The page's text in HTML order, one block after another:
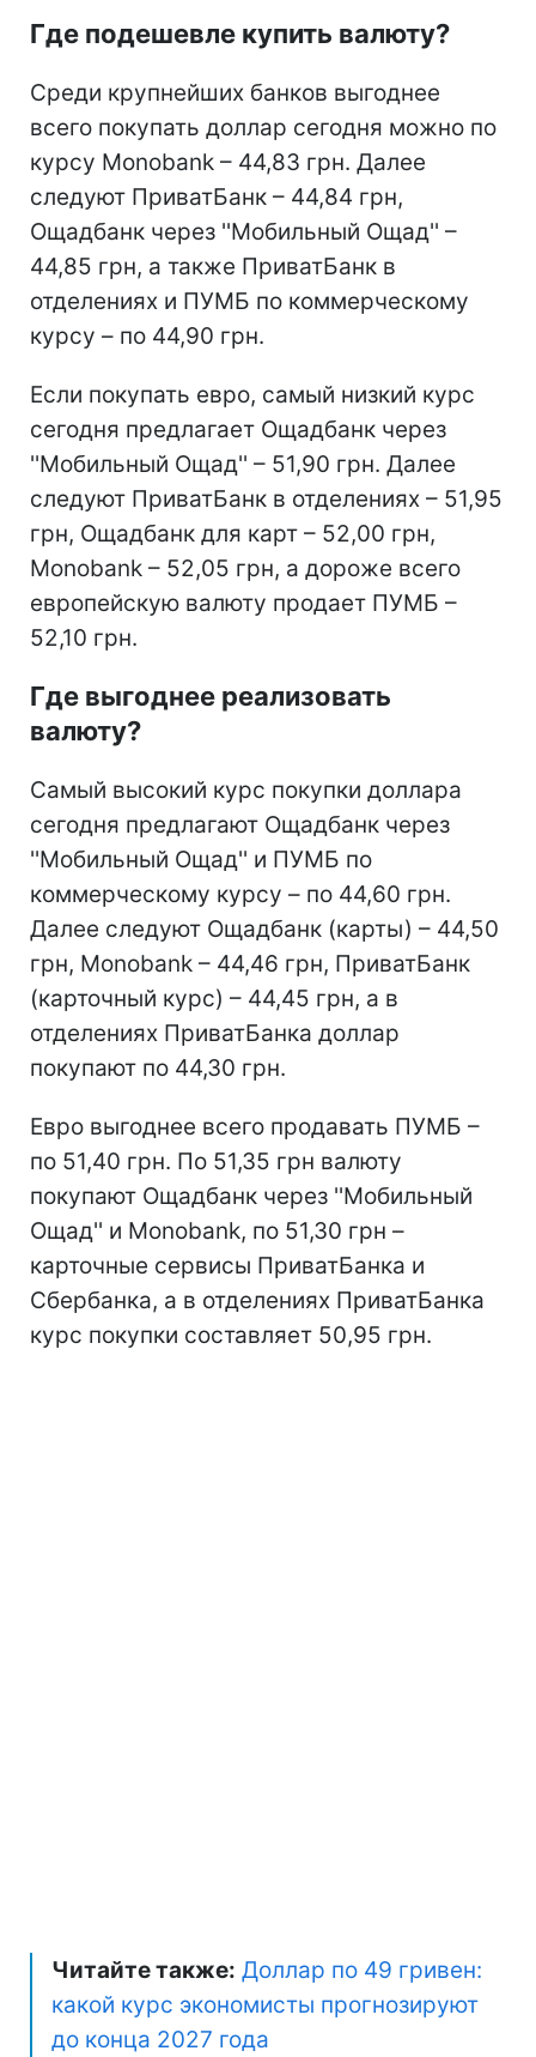
Где подешевле купить валюту?
Среди крупнейших банков выгоднее
всего покупать доллар сегодня можно по
курсу Monobank – 44,83 грн. Далее
следуют ПриватБанк – 44,84 грн,
Ощадбанк через ''Мобильный Ощад'' –
44,85 грн, а также ПриватБанк в
отделениях и ПУМБ по коммерческому
курсу – по 44,90 грн.
Если покупать евро, самый низкий курс
сегодня предлагает Ощадбанк через
''Мобильный Ощад'' – 51,90 грн. Далее
следуют ПриватБанк в отделениях – 51,95
грн, Ощадбанк для карт – 52,00 грн,
Monobank – 52,05 грн, а дороже всего
европейскую валюту продает ПУМБ –
52,10 грн.
Где выгоднее реализовать
валюту?
Самый высокий курс покупки доллара
сегодня предлагают Ощадбанк через
''Мобильный Ощад'' и ПУМБ по
коммерческому курсу – по 44,60 грн.
Далее следуют Ощадбанк (карты) – 44,50
грн, Monobank – 44,46 грн, ПриватБанк
(карточный курс) – 44,45 грн, а в
отделениях ПриватБанка доллар
покупают по 44,30 грн.
Евро выгоднее всего продавать ПУМБ –
по 51,40 грн. По 51,35 грн валюту
покупают Ощадбанк через ''Мобильный
Ощад'' и Monobank, по 51,30 грн –
карточные сервисы ПриватБанка и
Сбербанка, а в отделениях ПриватБанка
курс покупки составляет 50,95 грн.
Читайте также: Доллар по 49 гривен:
какой курс экономисты прогнозируют
до конца 2027 года